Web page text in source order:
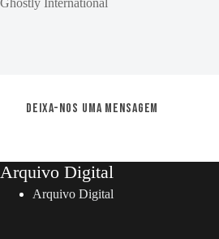
Deixa-nos uma mensagem
Arquivo Digital
Arquivo Digital